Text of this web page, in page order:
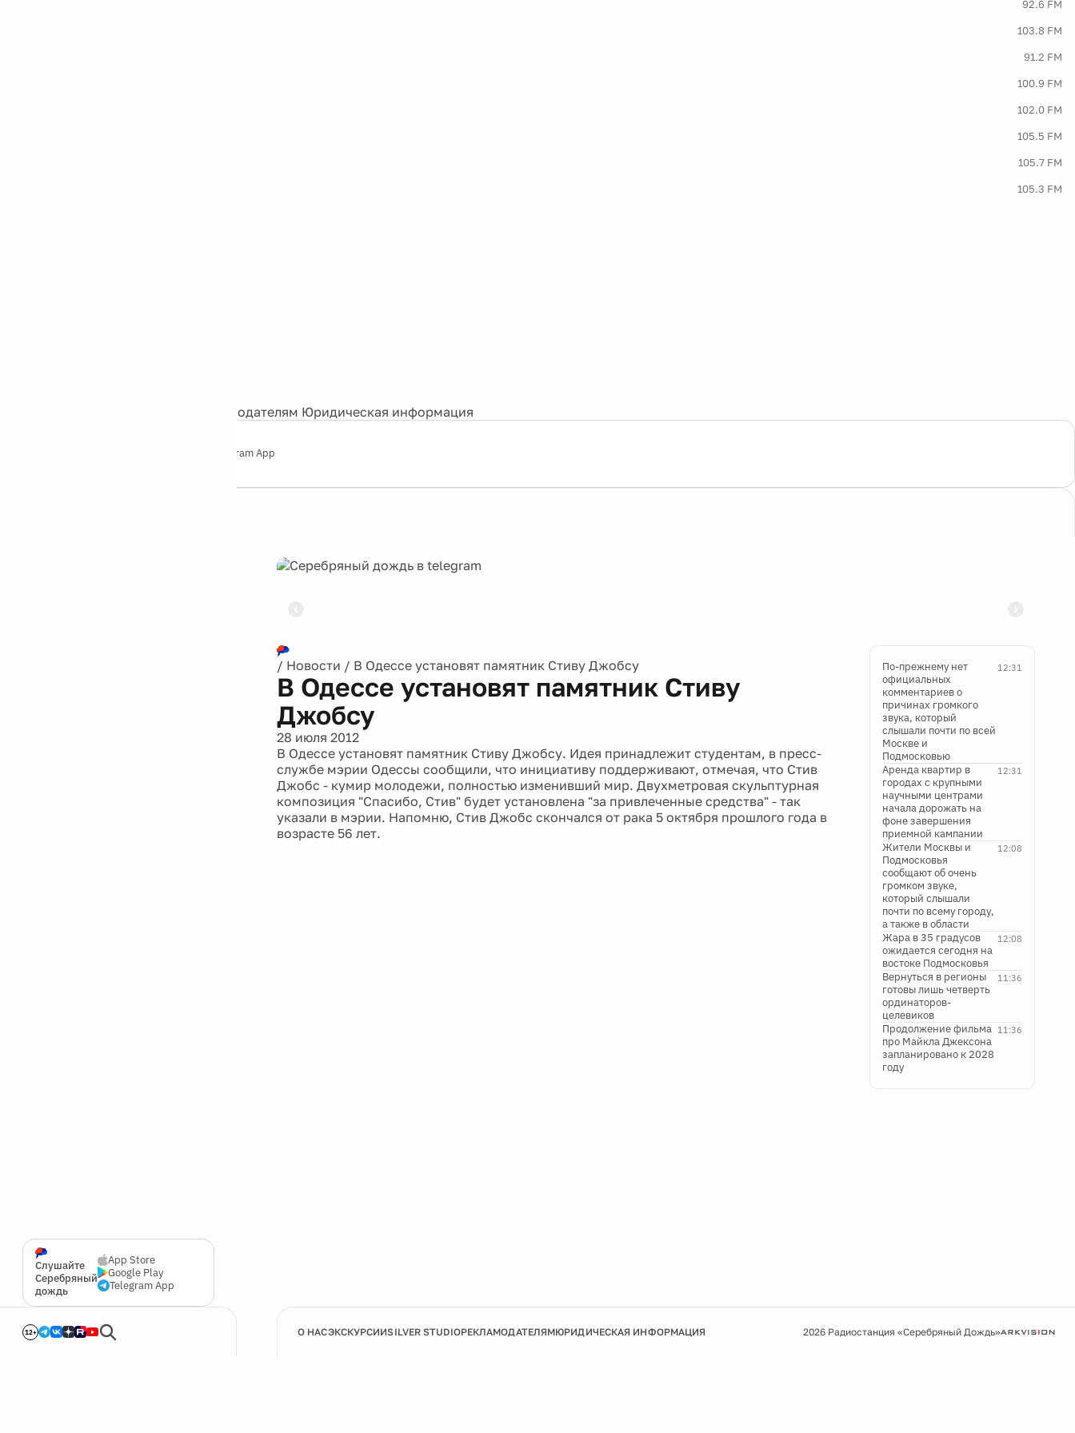
92.6 FM
103.8 FM
91.2 FM
100.9 FM
102.0 FM
105.5 FM
105.7 FM
105.3 FM
Рекламодателям Юридическая информация
Telegram App
Слушайте
Серебряный
дождь
App Store
Google Play
Telegram App
12+
/ Новости / В Одессе установят памятник Стиву Джобсу
В Одессе установят памятник Стиву
Джобсу
28 июля 2012
В Одессе установят памятник Стиву Джобсу. Идея принадлежит студентам, в пресс-
службе мэрии Одессы сообщили, что инициативу поддерживают, отмечая, что Стив
Джобс - кумир молодежи, полностью изменивший мир. Двухметровая скульптурная
композиция "Спасибо, Стив" будет установлена "за привлеченные средства" - так
указали в мэрии. Напомню, Стив Джобс скончался от рака 5 октября прошлого года в
возрасте 56 лет.
12:31
По-прежнему нет
официальных
комментариев о
причинах громкого
звука, который
слышали почти по всей
Москве и
Подмосковью
12:31
Аренда квартир в
городах с крупными
научными центрами
начала дорожать на
фоне завершения
приемной кампании
12:08
Жители Москвы и
Подмосковья
сообщают об очень
громком звуке,
который слышали
почти по всему городу,
а также в области
12:08
Жара в 35 градусов
ожидается сегодня на
востоке Подмосковья
11:36
Вернуться в регионы
готовы лишь четверть
ординаторов-
целевиков
11:36
Продолжение фильма
про Майкла Джексона
запланировано к 2028
году
О НАСЭКСКУРСИИSILVER STUDIOРЕКЛАМОДАТЕЛЯМЮРИДИЧЕСКАЯ ИНФОРМАЦИЯ 2026 Радиостанция «Серебряный Дождь»